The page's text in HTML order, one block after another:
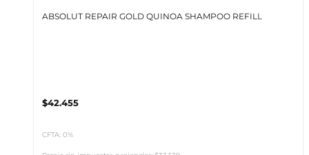
ABSOLUT REPAIR GOLD QUINOA SHAMPOO REFILL
$42.455
CFTA: 0%